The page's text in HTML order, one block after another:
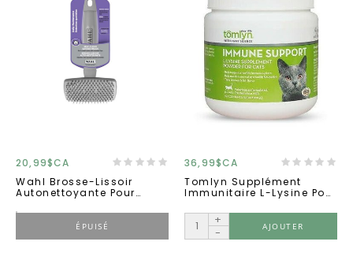
20,99$CA
Wahl Brosse-Lissoir
Autonettoyante Pour
ÉPUISÉ
36,99$CA
Tomlyn Supplément
Immunitaire L-Lysine Pour
+
-
AJOUTER